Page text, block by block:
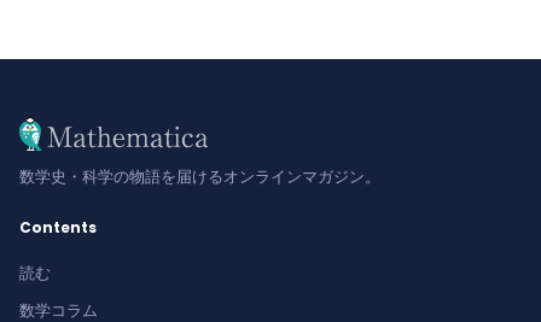
数学史・科学の物語を届けるオンラインマガジン。
Contents
読む
数学コラム